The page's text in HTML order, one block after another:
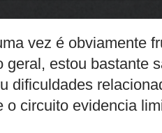
vez é obviamente
estou bastante
dificuldades
circuito evidencia